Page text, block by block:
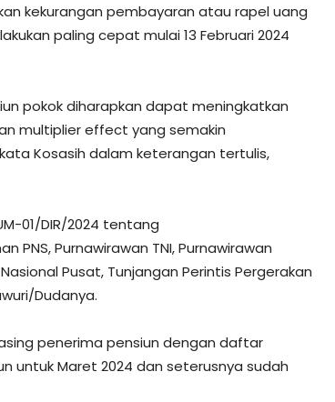
kekurangan pembayaran atau rapel uang
paling cepat mulai 13 Februari 2024
pokok diharapkan dapat meningkatkan
multiplier effect yang semakin
Kosasih dalam keterangan tertulis,
01/DIR/2024 tentang
PNS, Purnawirawan TNI, Purnawirawan
Pusat, Tunjangan Perintis Pergerakan
Dudanya.
penerima pensiun dengan daftar
untuk Maret 2024 dan seterusnya sudah